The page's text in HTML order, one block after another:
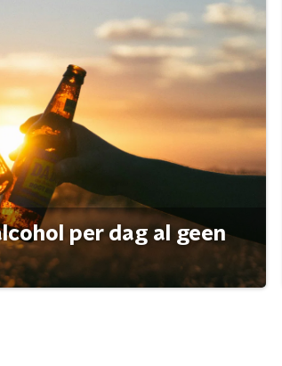
per dag al geen